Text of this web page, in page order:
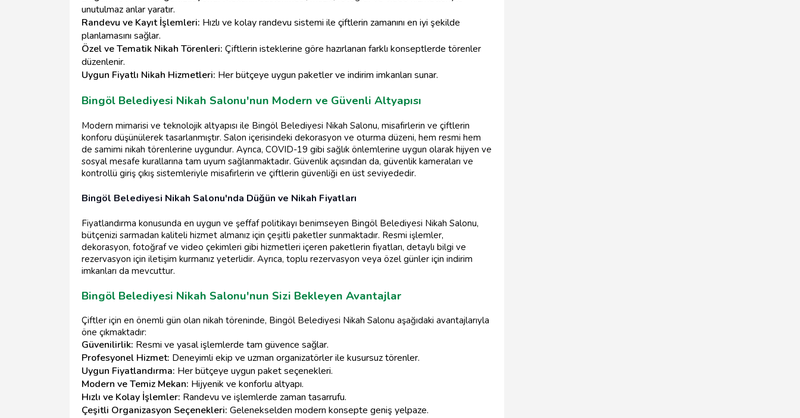
unutulmaz anlar yaratır.
Randevu ve Kayıt İşlemleri: Hızlı ve kolay randevu sistemi ile çiftlerin zamanını en iyi şekilde
planlamasını sağlar.
Özel ve Tematik Nikah Törenleri: Çiftlerin isteklerine göre hazırlanan farklı konseptlerde törenler
düzenlenir.
Uygun Fiyatlı Nikah Hizmetleri: Her bütçeye uygun paketler ve indirim imkanları sunar.
Bingöl Belediyesi Nikah Salonu'nun Modern ve Güvenli Altyapısı
Modern mimarisi ve teknolojik altyapısı ile Bingöl Belediyesi Nikah Salonu, misafirlerin ve çiftlerin
konforu düşünülerek tasarlanmıştır. Salon içerisindeki dekorasyon ve oturma düzeni, hem resmi hem
de samimi nikah törenlerine uygundur. Ayrıca, COVID-19 gibi sağlık önlemlerine uygun olarak hijyen ve
sosyal mesafe kurallarına tam uyum sağlanmaktadır. Güvenlik açısından da, güvenlik kameraları ve
kontrollü giriş çıkış sistemleriyle misafirlerin ve çiftlerin güvenliği en üst seviyededir.
Bingöl Belediyesi Nikah Salonu'nda Düğün ve Nikah Fiyatları
Fiyatlandırma konusunda en uygun ve şeffaf politikayı benimseyen Bingöl Belediyesi Nikah Salonu,
bütçenizi sarmadan kaliteli hizmet almanız için çeşitli paketler sunmaktadır. Resmi işlemler,
dekorasyon, fotoğraf ve video çekimleri gibi hizmetleri içeren paketlerin fiyatları, detaylı bilgi ve
rezervasyon için iletişim kurmanız yeterlidir. Ayrıca, toplu rezervasyon veya özel günler için indirim
imkanları da mevcuttur.
Bingöl Belediyesi Nikah Salonu'nun Sizi Bekleyen Avantajlar
Çiftler için en önemli gün olan nikah töreninde, Bingöl Belediyesi Nikah Salonu aşağıdaki avantajlarıyla
öne çıkmaktadır:
Güvenilirlik: Resmi ve yasal işlemlerde tam güvence sağlar.
Profesyonel Hizmet: Deneyimli ekip ve uzman organizatörler ile kusursuz törenler.
Uygun Fiyatlandırma: Her bütçeye uygun paket seçenekleri.
Modern ve Temiz Mekan: Hijyenik ve konforlu altyapı.
Hızlı ve Kolay İşlemler: Randevu ve işlemlerde zaman tasarrufu.
Çeşitli Organizasyon Seçenekleri: Gelenekselden modern konsepte geniş yelpaze.